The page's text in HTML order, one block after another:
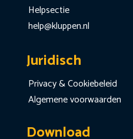
Helpsectie
help@kluppen.nl
Juridisch
Privacy & Cookiebeleid
Algemene voorwaarden
Download